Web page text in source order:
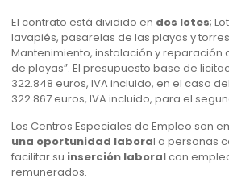
El contrato está dividido en dos lotes;
lavapiés, pasarelas de las playas y
Mantenimiento, instalación y reparación
de playas”. El presupuesto base de
322.848 euros, IVA incluido, en el caso
322.867 euros, IVA incluido, para el
Los Centros Especiales de Empleo son
una oportunidad laboral a personas
facilitar su inserción laboralcon
remunerados.